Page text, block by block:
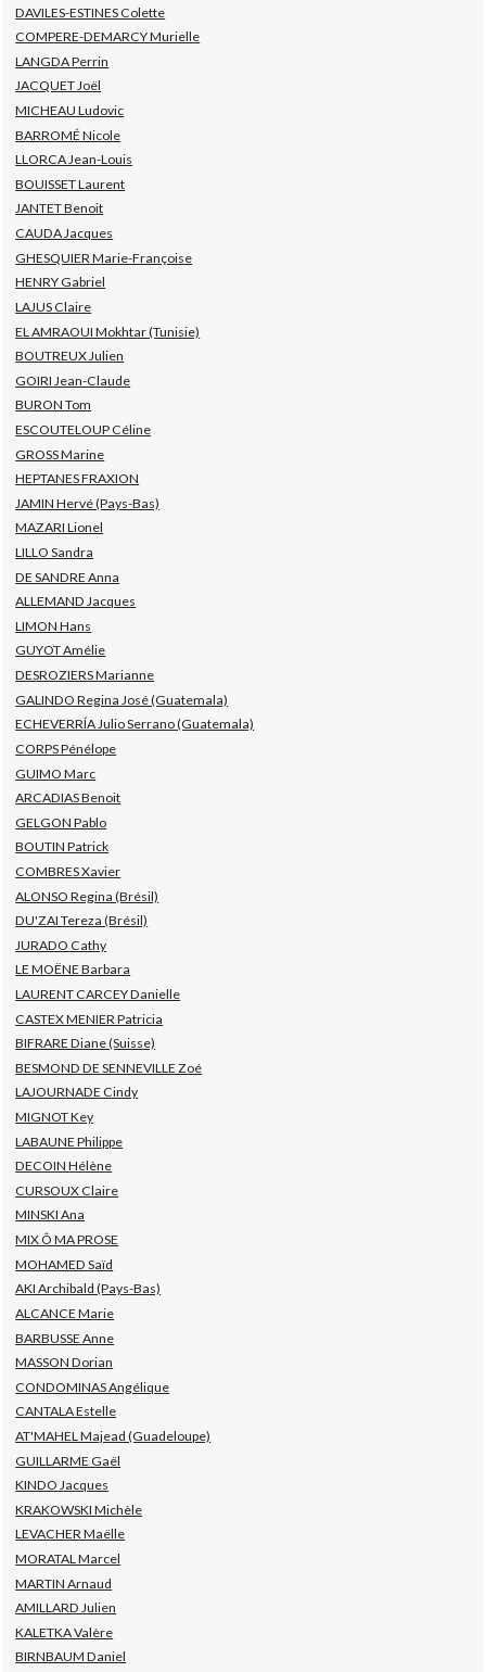
DAVILES-ESTINES Colette
COMPERE-DEMARCY Murielle
LANGDA Perrin
JACQUET Joël
MICHEAU Ludovic
BARROMÉ Nicole
LLORCA Jean-Louis
BOUISSET Laurent
JANTET Benoit
CAUDA Jacques
GHESQUIER Marie-Françoise
HENRY Gabriel
LAJUS Claire
EL AMRAOUI Mokhtar (Tunisie)
BOUTREUX Julien
GOIRI Jean-Claude
BURON Tom
ESCOUTELOUP Céline
GROSS Marine
HEPTANES FRAXION
JAMIN Hervé (Pays-Bas)
MAZARI Lionel
LILLO Sandra
DE SANDRE Anna
ALLEMAND Jacques
LIMON Hans
GUYOT Amélie
DESROZIERS Marianne
GALINDO Regina José (Guatemala)
ECHEVERRÍA Julio Serrano (Guatemala)
CORPS Pénélope
GUIMO Marc
ARCADIAS Benoit
GELGON Pablo
BOUTIN Patrick
COMBRES Xavier
ALONSO Regina (Brésil)
DU'ZAI Tereza (Brésil)
JURADO Cathy
LE MOËNE Barbara
LAURENT CARCEY Danielle
CASTEX MENIER Patricia
BIFRARE Diane (Suisse)
BESMOND DE SENNEVILLE Zoé
LAJOURNADE Cindy
MIGNOT Key
LABAUNE Philippe
DECOIN Hélène
CURSOUX Claire
MINSKI Ana
MIX Ô MA PROSE
MOHAMED Saïd
AKI Archibald (Pays-Bas)
ALCANCE Marie
BARBUSSE Anne
MASSON Dorian
CONDOMINAS Angélique
CANTALA Estelle
AT'MAHEL Majead (Guadeloupe)
GUILLARME Gaël
KINDO Jacques
KRAKOWSKI Michèle
LEVACHER Maëlle
MORATAL Marcel
MARTIN Arnaud
AMILLARD Julien
KALETKA Valère
BIRNBAUM Daniel